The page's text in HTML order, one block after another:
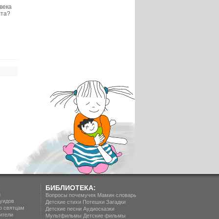
святцам
БИБЛИОТЕКА:
Вопросы почемучек Мамин словарь
Детские стихи Потешки Загадки
Детские песни Аудиосказки
Мультфильмы Детские фильмы